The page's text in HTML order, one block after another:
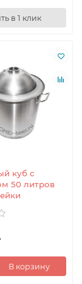
в 1 клик
куб с
50 литров
В корзину